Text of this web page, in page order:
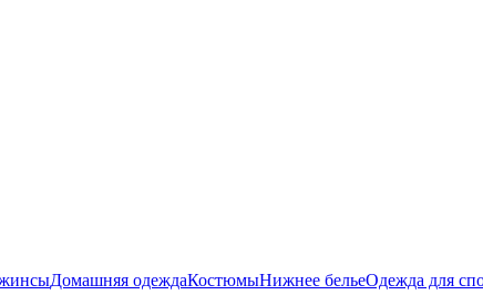
Домашняя одеждаКостюмыНижнее бельеОдежда для